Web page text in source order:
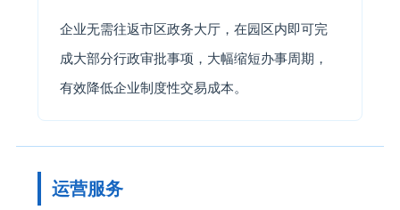
企业无需往返市区政务大厅，在园区内即可完
成大部分行政审批事项，大幅缩短办事周期，
有效降低企业制度性交易成本。
运营服务